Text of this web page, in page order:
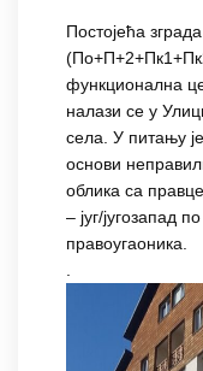
Постојећа
функционална
налази се у
села. У питању
основи
облика са
– југ/југозапад
правоугаоника.
.